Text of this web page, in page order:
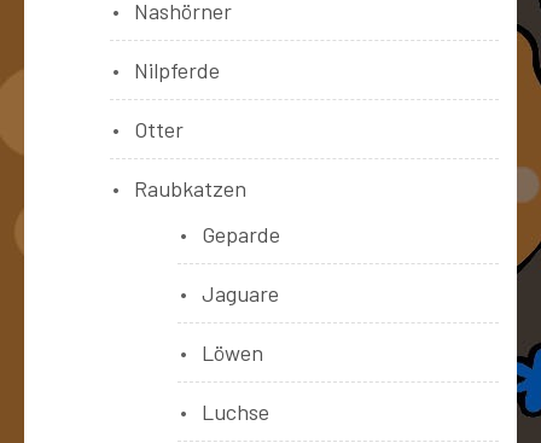
Nashörner
Nilpferde
Otter
Raubkatzen
Geparde
Jaguare
Löwen
Luchse